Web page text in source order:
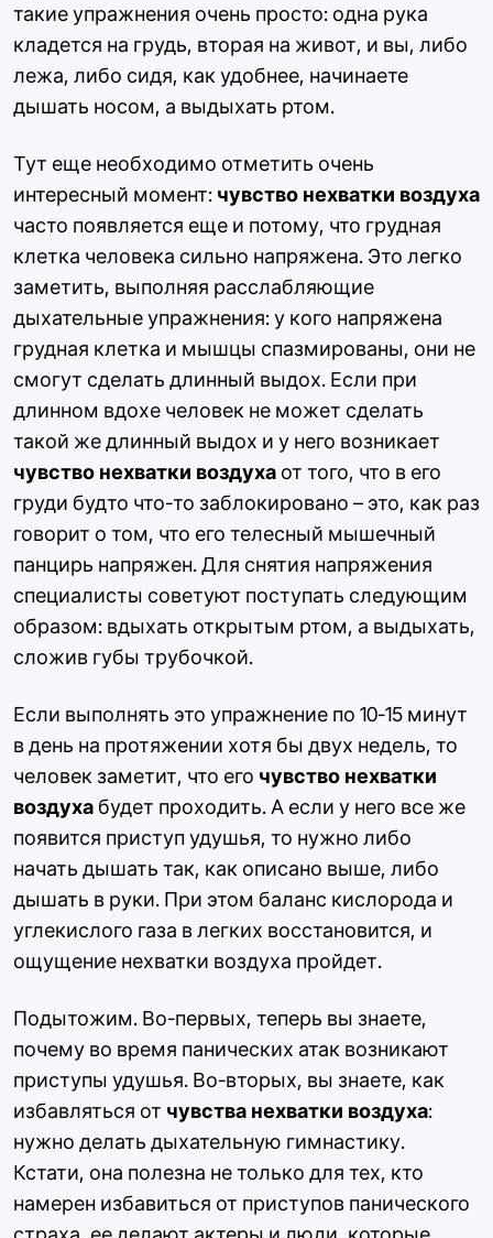
такие упражнения очень просто: одна рука
кладется на грудь, вторая на живот, и вы, либо
лежа, либо сидя, как удобнее, начинаете
дышать носом, а выдыхать ртом.
Тут еще необходимо отметить очень
интересный момент: чувство нехватки воздуха
часто появляется еще и потому, что грудная
клетка человека сильно напряжена. Это легко
заметить, выполняя расслабляющие
дыхательные упражнения: у кого напряжена
грудная клетка и мышцы спазмированы, они не
смогут сделать длинный выдох. Если при
длинном вдохе человек не может сделать
такой же длинный выдох и у него возникает
чувство нехватки воздуха от того, что в его
груди будто что-то заблокировано – это, как раз
говорит о том, что его телесный мышечный
панцирь напряжен. Для снятия напряжения
специалисты советуют поступать следующим
образом: вдыхать открытым ртом, а выдыхать,
сложив губы трубочкой.
Если выполнять это упражнение по 10-15 минут
в день на протяжении хотя бы двух недель, то
человек заметит, что его чувство нехватки
воздуха будет проходить. А если у него все же
появится приступ удушья, то нужно либо
начать дышать так, как описано выше, либо
дышать в руки. При этом баланс кислорода и
углекислого газа в легких восстановится, и
ощущение нехватки воздуха пройдет.
Подытожим. Во-первых, теперь вы знаете,
почему во время панических атак возникают
приступы удушья. Во-вторых, вы знаете, как
избавляться от чувства нехватки воздуха:
нужно делать дыхательную гимнастику.
Кстати, она полезна не только для тех, кто
намерен избавиться от приступов панического